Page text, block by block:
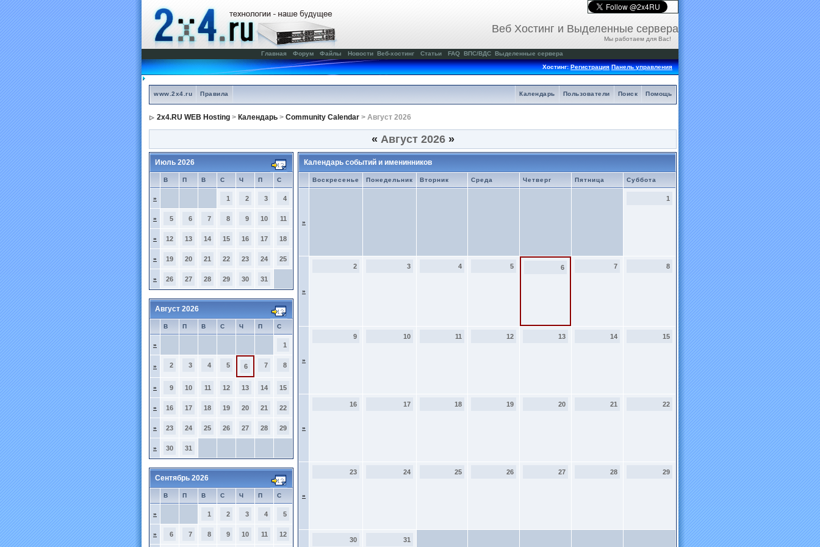
Веб Хостинг и Выделенные сервера
Мы работаем для Вас!
Главная Форум Файлы Новости Веб-хостинг Статьи FAQ ВПС/ВДС Выделенные сервера
Хостинг:Регистрация Панель управления
www.2x4.ru Правила Помощь
Поиск
Пользователи
Календарь
2x4.RU WEB Hosting > Календарь > Community Calendar > Август 2026
« Август 2026 »
Июль 2026
В П В С Ч П С
» 1 2 3 4
» 5 6 7 8 9 10 11
» 12 13 14 15 16 17 18
» 19 20 21 22 23 24 25
» 26 27 28 29 30 31
Август 2026
В П В С Ч П С
» 1
» 2 3 4 5 6 7 8
» 9 10 11 12 13 14 15
» 16 17 18 19 20 21 22
» 23 24 25 26 27 28 29
» 30 31
Сентябрь 2026
В П В С Ч П С
» 1 2 3 4 5
» 6 7 8 9 10 11 12
Календарь событий и именинников
Воскресенье Понедельник Вторник Среда Четверг Пятница Суббота
»
1
»
2 3 4 5 6 7 8
»
9 10 11 12 13 14 15
»
16 17 18 19 20 21 22
»
23 24 25 26 27 28 29
30 31